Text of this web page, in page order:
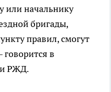
или начальнику
бригады,
правил, смогут
говорится в
РЖД.